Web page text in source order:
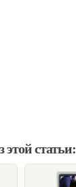
этой статьи: